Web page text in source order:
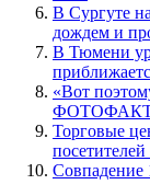
В Сургуте
дождем и
В Тюмени
«Вот
Торговые
​Совпадение